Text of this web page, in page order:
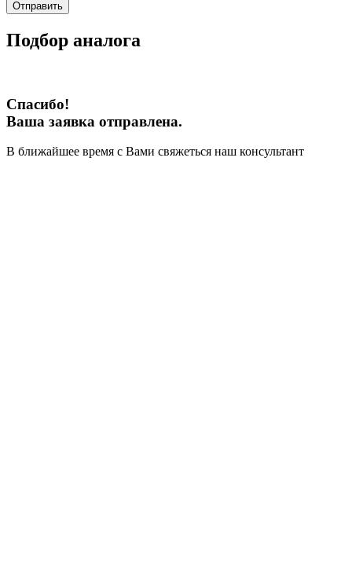
Отправить
Подбор аналога
Спасибо!
Ваша заявка отправлена.
В ближайшее время с Вами свяжеться наш консультант